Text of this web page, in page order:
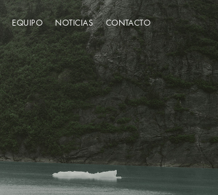
EQUIPO NOTICIAS CONTACTO